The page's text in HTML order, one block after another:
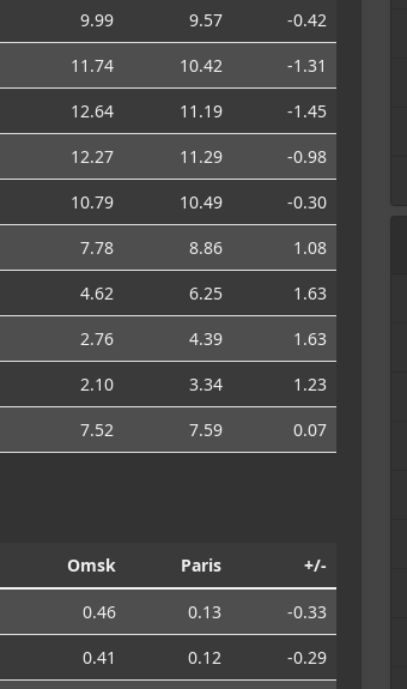
9.99 9.57
-0.42
11.74 10.42
-1.31
12.64 11.19
-1.45
12.27 11.29
-0.98
10.79 10.49
-0.30
7.78 8.86
1.08
4.62 6.25
1.63
2.76 4.39
1.63
2.10 3.34
1.23
7.52 7.59 0.07
Omsk Paris +/-
0.46 0.13
-0.33
0.41 0.12
-0.29